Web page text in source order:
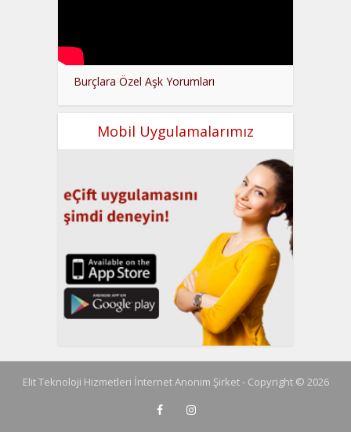
Burçlara Özel Aşk Yorumları
Mobil Uygulamalarımız
Elit Teknoloji Hizmetleri İnternet Anonim Şirket - Copyright © 2026